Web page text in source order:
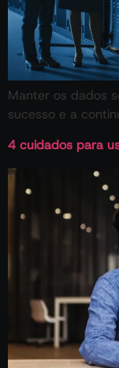
Manter os dados
sucesso e a
4 cuidados para